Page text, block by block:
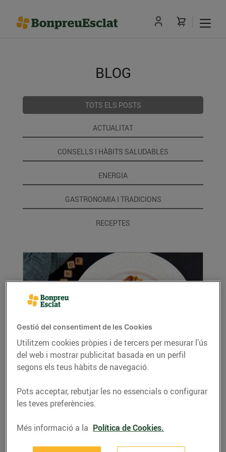
BLOG
TOTS ELS POSTS
ACTUALITAT
CONSELLS I HÀBITS SALUDABLES
ENERGIA
GASTRONOMIA I TRADICIONS
RECEPTES
Anyell de llet rostit amb cebetes i
moscatell
Ingredients per a 4 persones: 1 espatlla d’anyell
de llet 1 cabeça d’alls 300 g de...
LLEGIR MÉS
Gestió del consentiment de les Cookies
Utilitzem cookies pròpies i de tercers per mesurar l’ús
del web i mostrar publicitat basada en un perfil
segons els teus hàbits de navegació.
Pots acceptar, rebutjar les no essencials o configurar
les teves preferències.
Més informació a la Política de Cookies.